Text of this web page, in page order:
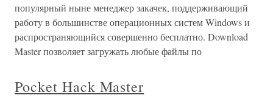
популярный ныне менеджер закачек, поддерживающий
работу в большинстве операционных систем Windows и
распространяющийся совершенно бесплатно. Download
Master позволяет загружать любые файлы по
Pocket Hack Master